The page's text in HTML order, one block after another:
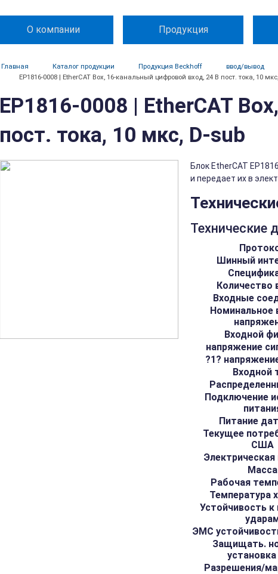
О компании Продукция
Главная Каталог продукции Продукция Beckhoff ввод/вывод
EP1816-0008 | EtherCAT Box, 16-канальный цифровой вход, 24 В пост. тока, 10
EP1816-0008 | EtherCAT
пост. тока, 10 мкс, D-sub
Блок EtherCAT
и передает их в
Технические
Шинный
Количество
Входные
Номинальное
Входной
напряжение
?1?
Входной
Подключение
Питание
Текущее
США
Электрическая
Масса
Рабочая
Температура
Устойчивость к
ЭМС
Защищать.
установка
Разрешения/